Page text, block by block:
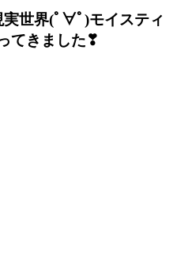
実世界(ﾟ∀ﾟ)モイスティ
てきました❣